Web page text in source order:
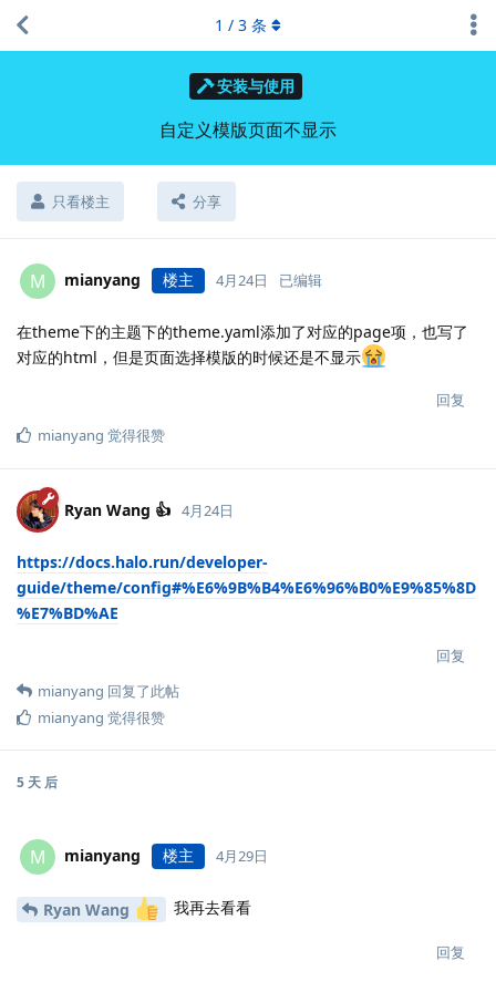
安装与使用
自定义模版页面不显示
只看楼主 分享
1 / 3 条
M mianyang 楼主 4月24日 已编辑
在theme下的主题下的theme.yaml添加了对应的page项，也写了
对应的html，但是页面选择模版的时候还是不显示
回复
mianyang 觉得很赞
Ryan Wang 👍 4月24日
https://docs.halo.run/developer-
guide/theme/config#%E6%9B%B4%E6%96%B0%E9%85%8D
%E7%BD%AE
回复
mianyang 回复了此帖
mianyang 觉得很赞
5 天 后
M mianyang 楼主 4月29日
Ryan Wang 我再去看看
回复